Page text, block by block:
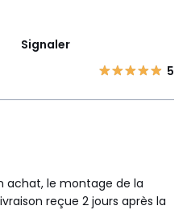
Signaler
5
achat, le montage de la
reçue 2 jours après la